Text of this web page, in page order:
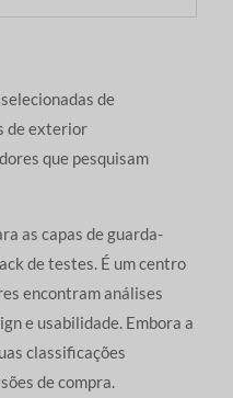
de
de exterior
que pesquisam
as capas de guarda-
de testes. É um centro
encontram análises
e usabilidade. Embora a
classificações
de compra.